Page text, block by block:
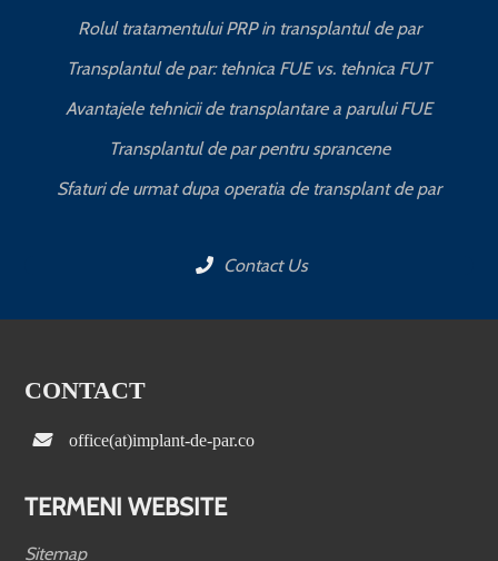
Rolul tratamentului PRP in transplantul de par
Transplantul de par: tehnica FUE vs. tehnica FUT
Avantajele tehnicii de transplantare a parului FUE
Transplantul de par pentru sprancene
Sfaturi de urmat dupa operatia de transplant de par
Contact Us
CONTACT
office(at)implant-de-par.co
TERMENI WEBSITE
Sitemap